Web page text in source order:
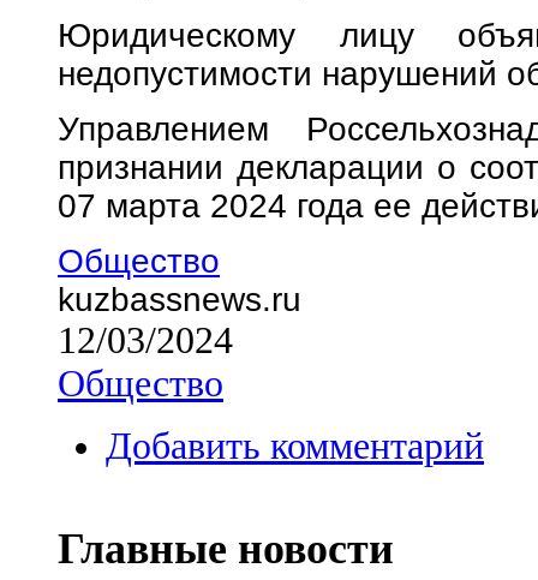
Юридическому лицу
недопустимости нарушений
Управлением
признании декларации о
07 марта 2024 года ее
Общество
kuzbassnews.ru
12/03/2024
Общество
Добавить комментарий
Главные новости